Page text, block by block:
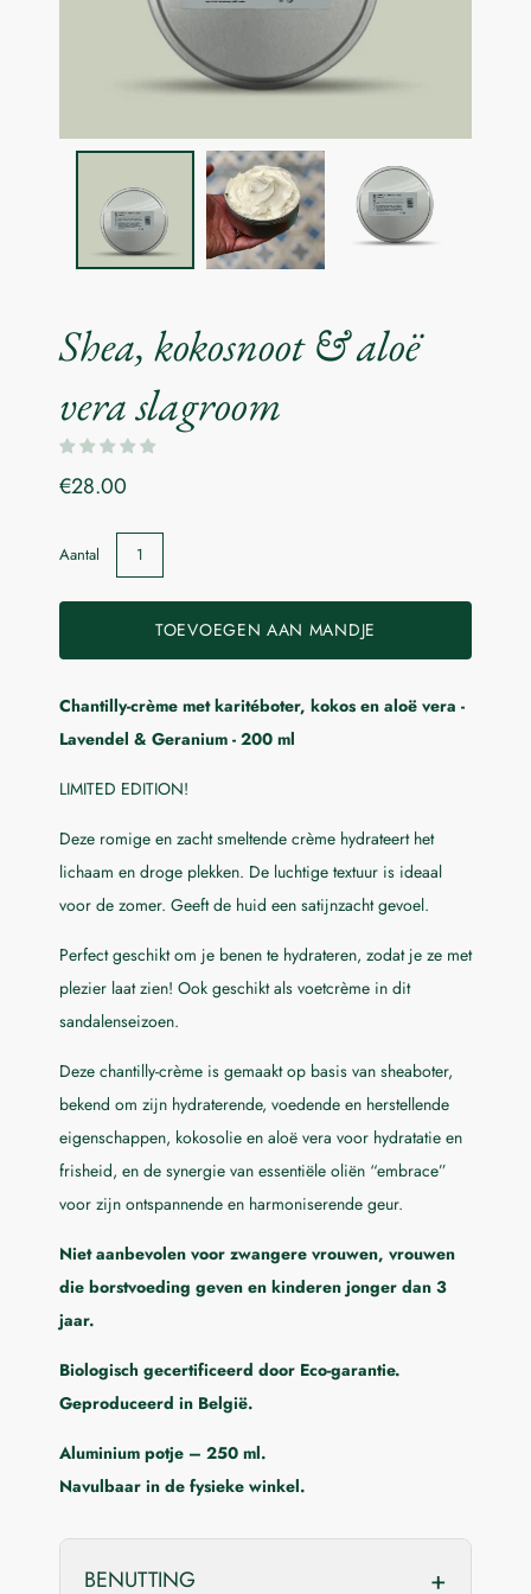
Shea, kokosnoot & aloë
vera slagroom
€28.00
Aantal
TOEVOEGEN AAN MANDJE
Laat me weten wanneer dit product beschikbaar is:
Chantilly-crème met karitéboter, kokos en aloë vera -
Lavendel & Geranium - 200 ml
LIMITED EDITION!
Deze romige en zacht smeltende crème hydrateert het
lichaam en droge plekken. De luchtige textuur is ideaal
voor de zomer. Geeft de huid een satijnzacht gevoel.
Perfect geschikt om je benen te hydrateren, zodat je ze met
plezier laat zien! Ook geschikt als voetcrème in dit
sandalenseizoen.
Deze chantilly-crème is gemaakt op basis van sheaboter,
bekend om zijn hydraterende, voedende en herstellende
eigenschappen, kokosolie en aloë vera voor hydratatie en
frisheid, en de synergie van essentiële oliën “embrace”
voor zijn ontspannende en harmoniserende geur.
Niet aanbevolen voor zwangere vrouwen, vrouwen
die borstvoeding geven en kinderen jonger dan 3
jaar.
Biologisch gecertificeerd door Eco-garantie.
Geproduceerd in België.
Aluminium potje – 250 ml.
Navulbaar in de fysieke winkel.
BENUTTING